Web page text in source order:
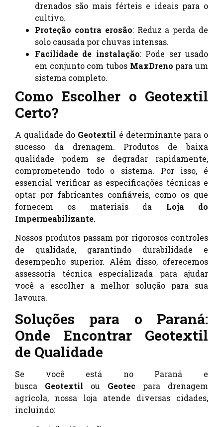
drenados são mais férteis e ideais para o
cultivo.
Proteção contra erosão: Reduz a perda de
solo causada por chuvas intensas.
Facilidade de instalação: Pode ser usado
em conjunto com tubos MaxDreno para um
sistema completo.
Como Escolher o Geotextil
Certo?
A qualidade do Geotextil é determinante para o
sucesso da drenagem. Produtos de baixa
qualidade podem se degradar rapidamente,
comprometendo todo o sistema. Por isso, é
essencial verificar as especificações técnicas e
optar por fabricantes confiáveis, como os que
fornecem os materiais da Loja do
Impermeabilizante.
Nossos produtos passam por rigorosos controles
de qualidade, garantindo durabilidade e
desempenho superior. Além disso, oferecemos
assessoria técnica especializada para ajudar
você a escolher a melhor solução para sua
lavoura.
Soluções para o Paraná:
Onde Encontrar Geotextil
de Qualidade
Se você está no Paraná e
busca Geotextil ou Geotec para drenagem
agrícola, nossa loja atende diversas cidades,
incluindo: